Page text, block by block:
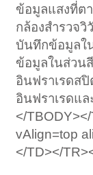
ข้อมูลแสงที่ต
กล้องสำรวจ
บันทึกข้อมูลใ
ข้อมูลในส่วน
อินฟราเรดส
อินฟราเรดแ
</
vAlign=top
</TD></